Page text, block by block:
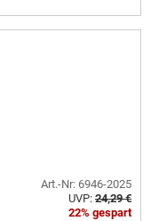
Art.-Nr: 6946-2025
UVP: 24,29 €
22% gespart